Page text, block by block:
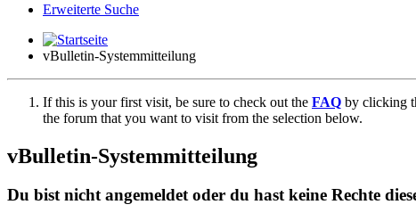
Erweiterte Suche
vBulletin-Systemmitteilung
If this is your first visit, be sure to check out the FAQ by clicking
the forum that you want to visit from the selection below.
vBulletin-Systemmitteilung
Du bist nicht angemeldet oder du hast keine Rechte